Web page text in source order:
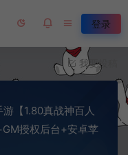
登录
我要投稿
【1.80真战神百人
授权后台+安卓苹